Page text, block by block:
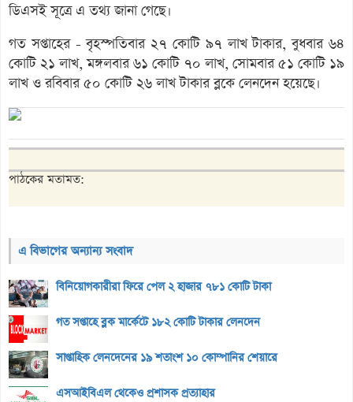
ডিএসই সূত্রে এ তথ্য জানা গেছে।
গত সপ্তাহের - বৃহস্পতিবার ২৭ কোটি ৯৭ লাখ টাকার, বুধবার ৬৪
কোটি ২১ লাখ, মঙ্গলবার ৬১ কোটি ৭০ লাখ, সোমবার ৫১ কোটি ১৯
লাখ ও রবিবার ৫০ কোটি ২৬ লাখ টাকার ব্লকে লেনদেন হয়েছে।
পাঠকের মতামত:
এ বিভাগের অন্যান্য সংবাদ
বিনিয়োগকারীরা ফিরে পেল ২ হাজার ৭৮১ কোটি টাকা
গত সপ্তাহে ব্লক মার্কেটে ১৮২ কোটি টাকার লেনদেন
সাপ্তাহিক লেনদেনের ১৯ শতাংশ ১০ কোম্পানির শেয়ারে
এসআইবিএল থেকেও প্রশাসক প্রত্যাহার